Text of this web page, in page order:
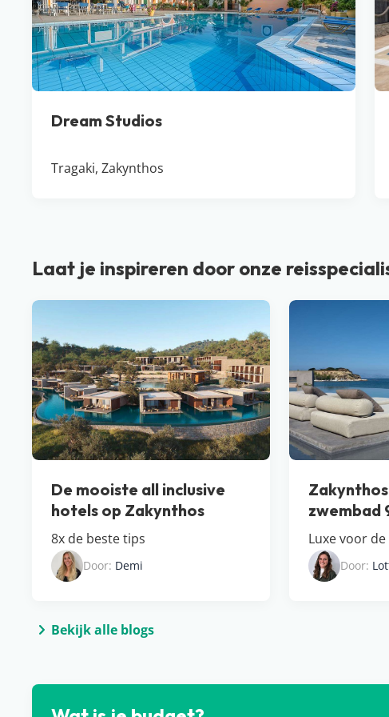
Dream Studios
Tragaki, Zakynthos
Laat je inspireren door onze
De mooiste all inclusive
hotels op Zakynthos
8x de beste tips
Door: Demi
zwembad
Luxe voor
Door:
Bekijk alle blogs